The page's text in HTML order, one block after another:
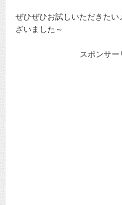
ぜひぜひお試しいただきた
ざいました～
スポンサー